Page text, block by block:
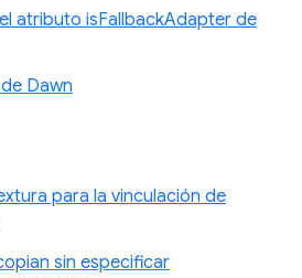
atributo isFallbackAdapter de
Dawn
para la vinculación de
sin especificar